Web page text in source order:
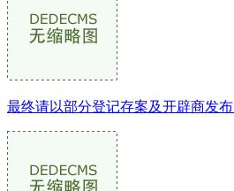
最终请以部分登记存案及开辟商发